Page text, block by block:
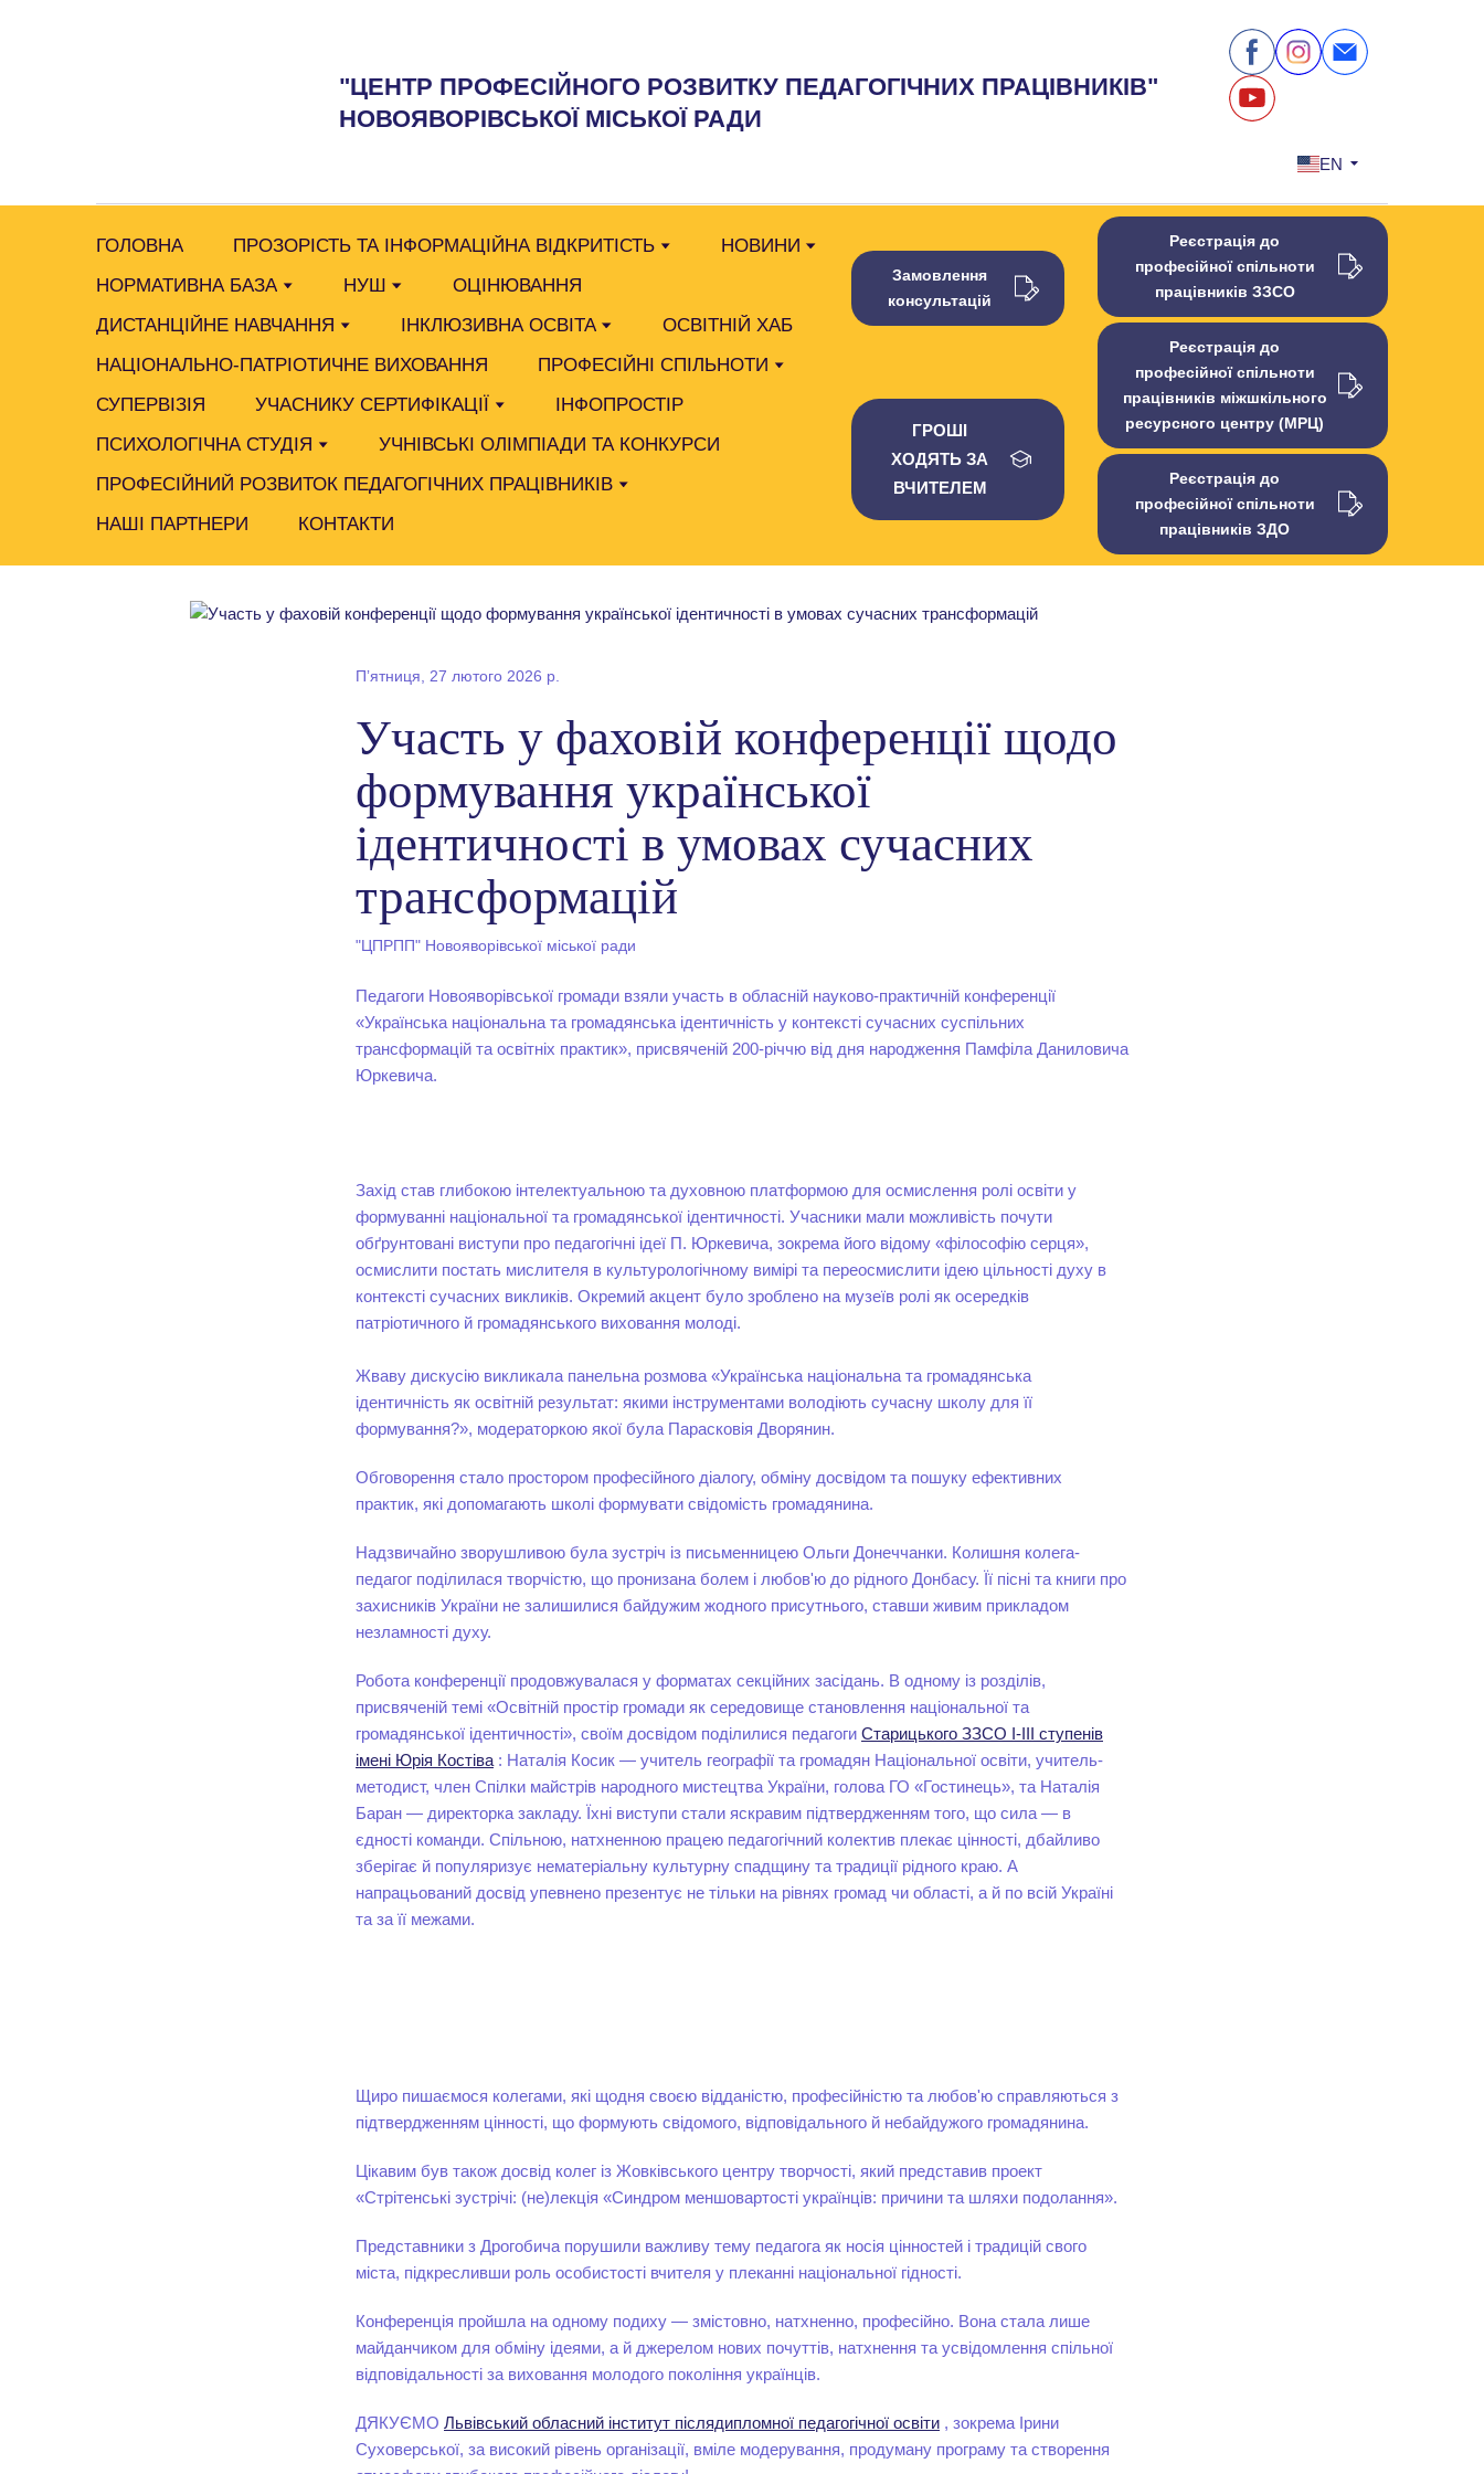
"ЦЕНТР ПРОФЕСІЙНОГО РОЗВИТКУ ПЕДАГОГІЧНИХ ПРАЦІВНИКІВ"
НОВОЯВОРІВСЬКОЇ МІСЬКОЇ РАДИ
EN
ГОЛОВНА ПРОЗОРІСТЬ ТА ІНФОРМАЦІЙНА ВІДКРИТІСТЬ
НОВИНИ
НОРМАТИВНА БАЗА
НУШ
ОЦІНЮВАННЯ
ДИСТАНЦІЙНЕ НАВЧАННЯ
ІНКЛЮЗИВНА ОСВІТА
ОСВІТНІЙ ХАБ
НАЦІОНАЛЬНО-ПАТРІОТИЧНЕ ВИХОВАННЯ
ПРОФЕСІЙНІ СПІЛЬНОТИ
СУПЕРВІЗІЯ
УЧАСНИКУ СЕРТИФІКАЦІЇ
ІНФОПРОСТІР
ПСИХОЛОГІЧНА СТУДІЯ
УЧНІВСЬКІ ОЛІМПІАДИ ТА КОНКУРСИ
ПРОФЕСІЙНИЙ РОЗВИТОК ПЕДАГОГІЧНИХ ПРАЦІВНИКІВ
НАШІ ПАРТНЕРИ
КОНТАКТИ
Замовлення
консультацій
ГРОШІ
ХОДЯТЬ ЗА
ВЧИТЕЛЕМ
Реєстрація до
професійної спільноти
працівників ЗЗСО
Реєстрація до
професійної спільноти
працівників міжшкільного
ресурсного центру (МРЦ)
Реєстрація до
професійної спільноти
працівників ЗДО
Пʼятниця, 27 лютого 2026 р.
Участь у фаховій конференції щодо
формування української
ідентичності в умовах сучасних
трансформацій
"ЦПРПП" Новояворівської міської ради
Педагоги Новояворівської громади взяли участь в обласній науково-практичній конференції
«Українська національна та громадянська ідентичність у контексті сучасних суспільних
трансформацій та освітніх практик», присвяченій 200-річчю від дня народження Памфіла Даниловича
Юркевича.
Захід став глибокою інтелектуальною та духовною платформою для осмислення ролі освіти у
формуванні національної та громадянської ідентичності. Учасники мали можливість почути
обґрунтовані виступи про педагогічні ідеї П. Юркевича, зокрема його відому «філософію серця»,
осмислити постать мислителя в культурологічному вимірі та переосмислити ідею цільності духу в
контексті сучасних викликів. Окремий акцент було зроблено на музеїв ролі як осередків
патріотичного й громадянського виховання молоді.
Жваву дискусію викликала панельна розмова «Українська національна та громадянська
ідентичність як освітній результат: якими інструментами володіють сучасну школу для її
формування?», модераторкою якої була Парасковія Дворянин.
Обговорення стало простором професійного діалогу, обміну досвідом та пошуку ефективних
практик, які допомагають школі формувати свідомість громадянина.
Надзвичайно зворушливою була зустріч із письменницею Ольги Донеччанки. Колишня колега-
педагог поділилася творчістю, що пронизана болем і любов'ю до рідного Донбасу. Її пісні та книги про
захисників України не залишилися байдужим жодного присутнього, ставши живим прикладом
незламності духу.
Робота конференції продовжувалася у форматах секційних засідань. В одному із розділів,
присвяченій темі «Освітній простір громади як середовище становлення національної та
громадянської ідентичності», своїм досвідом поділилися педагоги Старицького ЗЗСО І-ІІІ ступенів
імені Юрія Костіва : Наталія Косик — учитель географії та громадян Національної освіти, учитель-
методист, член Спілки майстрів народного мистецтва України, голова ГО «Гостинець», та Наталія
Баран — директорка закладу. Їхні виступи стали яскравим підтвердженням того, що сила — в
єдності команди. Спільною, натхненною працею педагогічний колектив плекає цінності, дбайливо
зберігає й популяризує нематеріальну культурну спадщину та традиції рідного краю. А
напрацьований досвід упевнено презентує не тільки на рівнях громад чи області, а й по всій Україні
та за її межами.
Щиро пишаємося колегами, які щодня своєю відданістю, професійністю та любов'ю справляються з
підтвердженням цінності, що формують свідомого, відповідального й небайдужого громадянина.
Цікавим був також досвід колег із Жовківського центру творчості, який представив проект
«Стрітенські зустрічі: (не)лекція «Синдром меншовартості українців: причини та шляхи подолання».
Представники з Дрогобича порушили важливу тему педагога як носія цінностей і традицій свого
міста, підкресливши роль особистості вчителя у плеканні національної гідності.
Конференція пройшла на одному подиху — змістовно, натхненно, професійно. Вона стала лише
майданчиком для обміну ідеями, а й джерелом нових почуттів, натхнення та усвідомлення спільної
відповідальності за виховання молодого покоління українців.
ДЯКУЄМО Львівський обласний інститут післядипломної педагогічної освіти , зокрема Ірини
Суховерської, за високий рівень організації, вміле модерування, продуману програму та створення